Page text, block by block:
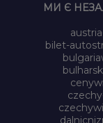
МИ Є
bilet-